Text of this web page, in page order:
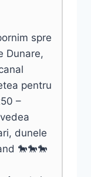
spre
Dunare,
pentru
–
dunele
🐎🐎🐎